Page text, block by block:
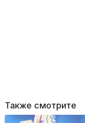
Также смотрите